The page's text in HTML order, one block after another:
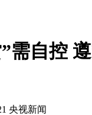
需自控
央视新闻